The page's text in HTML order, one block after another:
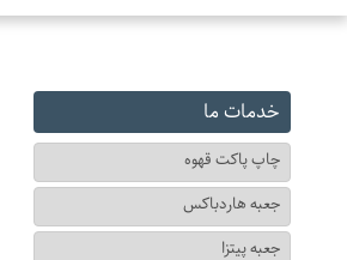
خدمات ما
چاپ پاکت قهوه
جعبه هاردباکس
جعبه پیتزا